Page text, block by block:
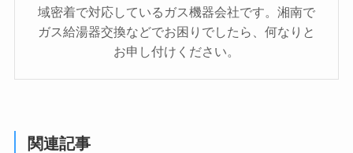
域密着で対応しているガス機器会社です。湘南で
ガス給湯器交換などでお困りでしたら、何なりと
お申し付けください。
関連記事